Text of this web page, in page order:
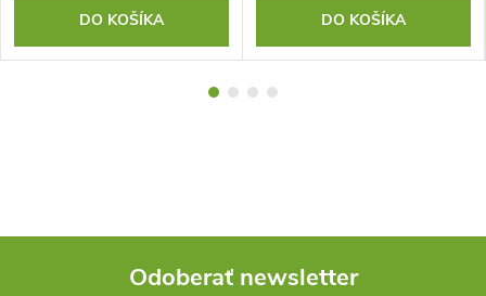
DO KOŠÍKA DO KOŠÍKA
Odoberať newsletter